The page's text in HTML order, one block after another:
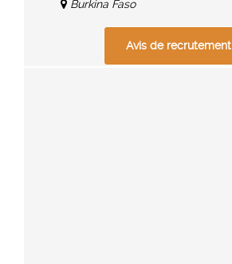
Burkina Faso
Avis de recrutement